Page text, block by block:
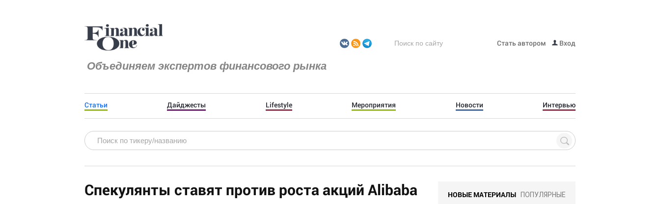
Объединяем экспертов финансового рынка
Стать автором Вход
Статьи Дайджесты Lifestyle Мероприятия Новости Интервью
Спекулянты ставят против роста акций Alibaba НОВЫЕ МАТЕРИАЛЫ ПОПУЛЯРНЫЕ